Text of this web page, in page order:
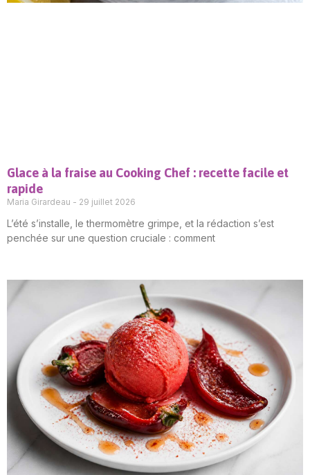
Glace à la fraise au Cooking Chef : recette facile et
rapide
Maria Girardeau 29 juillet 2026
L’été s’installe, le thermomètre grimpe, et la rédaction s’est
penchée sur une question cruciale : comment